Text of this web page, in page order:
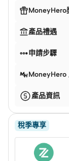
MoneyHero
產品禮遇
申請步驟
MoneyHero
產品資訊
稅季專享